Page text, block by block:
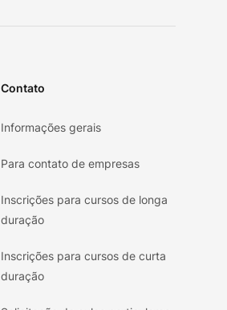
Contato
Informações gerais
Para contato de empresas
Inscrições para cursos de longa
duração
Inscrições para cursos de curta
duração